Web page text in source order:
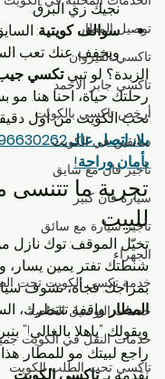
توصيل المطار
تاكسي القيروان
تاكسي جابر الأحمد
أرخص تاكسي بالكويت
سائقين في الكويت
تأجير فان مع سايق
سيارة فان كبير
تأجير سيارة مع سائق
الجهراء
خدمة تكسي الكويت تحت
خدمات التوصيل الخاصة
خدمات النقل في الكويت
تاكسي تحت الطلب الكويت
نجيك زي البرق.
سوالف كويتية:
ويخفف عنك تعب
الزبدة؟ لو تبي تكسي جيب
رحلتك حياة، احنا هنا.
تحب الكويت من أول
بأمان وراحة!
تجربة ما تتنسى
للبيت
تخيّل الموقف: توك نازل
شنطتك تفتر يمين يسار،
بمزاجك. فجأة، تشوف
المطار واقفة تنتظرك،
ويقولك "ياهلا بالغالي!"
راجع لبيتك مو للمطار.